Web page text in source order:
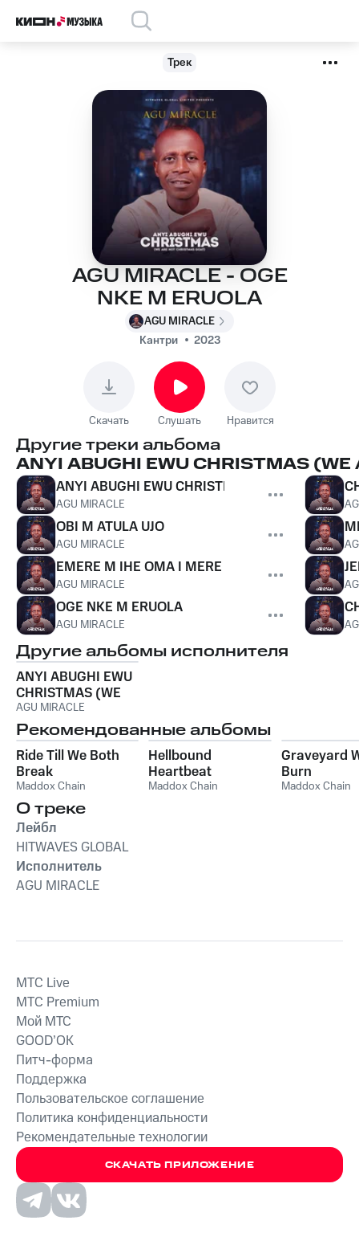
Трек
AGU MIRACLE - OGE
NKE M ERUOLA
AGU MIRACLE
Кантри
2023
Скачать Слушать Нравится
Другие треки альбома
ANYI ABUGHI EWU CHRISTMAS
ANYI ABUGHI EWU CHRISTMAS
AGU MIRACLE
OBI M ATULA UJO
AGU MIRACLE
EMERE M IHE OMA I MERE IBE M
AGU MIRACLE
OGE NKE M ERUOLA
AGU MIRACLE
Другие альбомы исполнителя
ANYI ABUGHI EWU
CHRISTMAS (WE
ARE NOT
CHRISTMAS GOAT)
AGU MIRACLE
Рекомендованные альбомы
Ride Till We Both
Break
Maddox Chain
Hellbound
Heartbeat
Maddox Chain
Graveyard
Burn
Maddox Chain
О треке
Лейбл
HITWAVES GLOBAL
Исполнитель
AGU MIRACLE
СКАЧАТЬ ПРИЛОЖЕНИЕ
MTС Live
MTС Premium
Мой МТС
GOOD’OK
Питч-форма
Поддержка
Пользовательское соглашение
Политика конфиденциальности
Рекомендательные технологии